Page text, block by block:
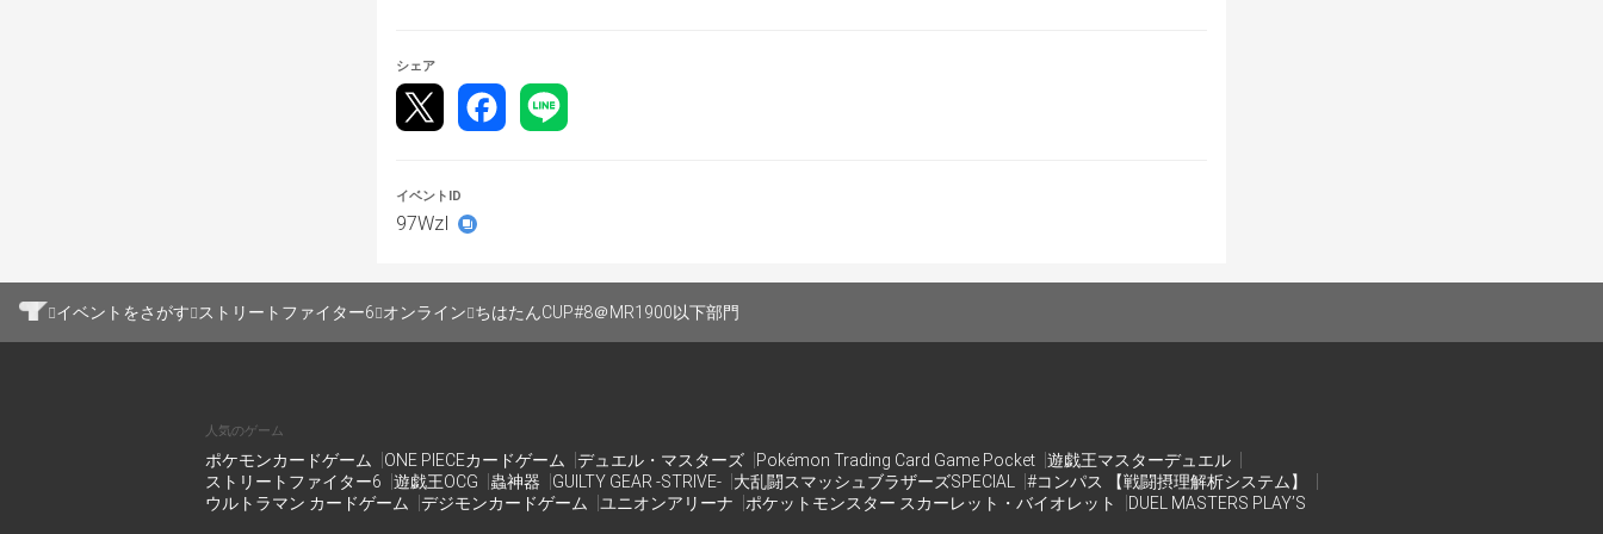
シェア
イベントID
97WzI
イベントをさがす ストリートファイター6 オンライン ちはたんCUP#8＠MR1900以下部門
人気のゲーム
ポケモンカードゲーム ONE PIECEカードゲーム デュエル・マスターズ Pokémon Trading Card Game Pocket
遊戯王マスターデュエル
ストリートファイター6
遊戯王OCG 蟲神器 GUILTY GEAR -STRIVE- 大乱闘スマッシュブラザーズSPECIAL
#コンパス 【戦闘摂理解析システム】
ウルトラマン カードゲーム
デジモンカードゲーム ユニオンアリーナ ポケットモンスター スカーレット・バイオレット DUEL MASTERS PLAY’S